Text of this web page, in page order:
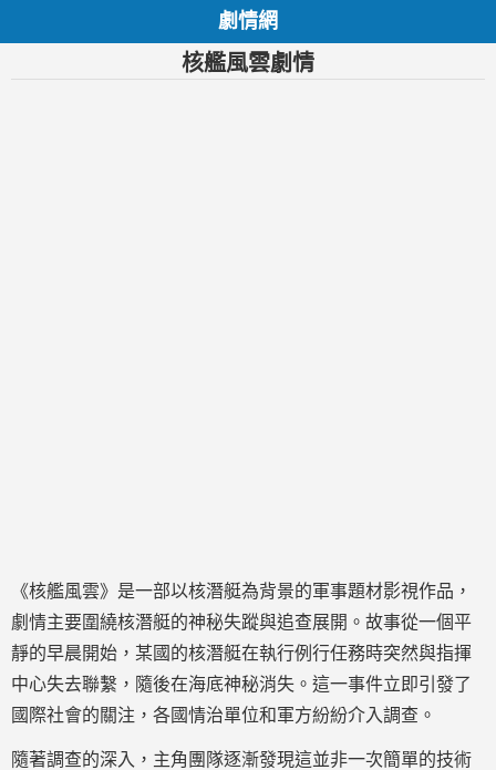
劇情網
核艦風雲劇情
《核艦風雲》是一部以核潛艇為背景的軍事題材影視作品，
劇情主要圍繞核潛艇的神秘失蹤與追查展開。故事從一個平
靜的早晨開始，某國的核潛艇在執行例行任務時突然與指揮
中心失去聯繫，隨後在海底神秘消失。這一事件立即引發了
國際社會的關注，各國情治單位和軍方紛紛介入調查。
隨著調查的深入，主角團隊逐漸發現這並非一次簡單的技術